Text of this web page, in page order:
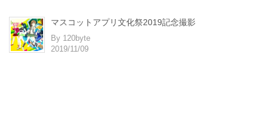
マスコットアプリ文化祭2019記念撮影
By 120byte
2019/11/09